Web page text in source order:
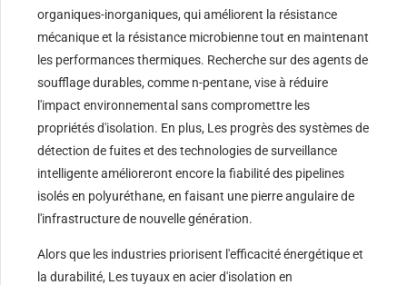
organiques-inorganiques, qui améliorent la résistance
mécanique et la résistance microbienne tout en maintenant
les performances thermiques. Recherche sur des agents de
soufflage durables, comme n-pentane, vise à réduire
l'impact environnemental sans compromettre les
propriétés d'isolation. En plus, Les progrès des systèmes de
détection de fuites et des technologies de surveillance
intelligente amélioreront encore la fiabilité des pipelines
isolés en polyuréthane, en faisant une pierre angulaire de
l'infrastructure de nouvelle génération.
Alors que les industries priorisent l'efficacité énergétique et
la durabilité, Les tuyaux en acier d'isolation en